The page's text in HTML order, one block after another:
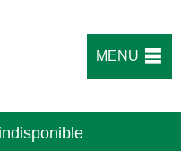
MENU
indisponible